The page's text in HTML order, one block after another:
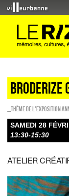
BRODERIZE
_Thème de l'exposition
SAMEDI 28
13:30-15:30
ATELIER